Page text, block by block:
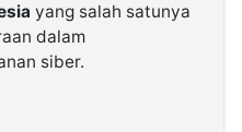
yang salah satunya
dalam
siber.